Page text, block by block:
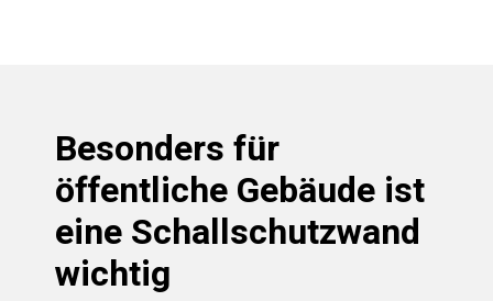
Besonders für
öffentliche Gebäude ist
eine Schallschutzwand
wichtig